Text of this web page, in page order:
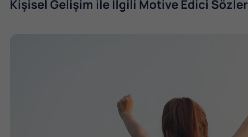
Kişisel Gelişim ile İlgili Motive Edici Sözler